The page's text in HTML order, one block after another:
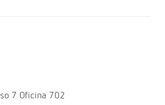
7 Oficina 702